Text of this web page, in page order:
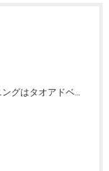
関西,滋賀でのキャニオニングはタオアドベンチャー